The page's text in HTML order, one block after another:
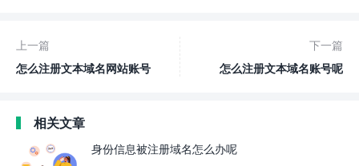
上一篇
怎么注册文本域名网站账号
下一篇
怎么注册文本域名账号呢
相关文章
身份信息被注册域名怎么办呢